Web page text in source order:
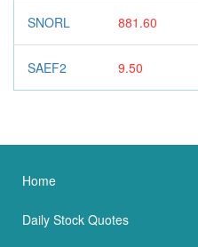
SNORL 881.60
SAEF2 9.50
Home
Daily Stock Quotes